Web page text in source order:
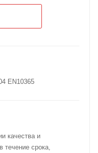
EN10365
качества и
течение срока,